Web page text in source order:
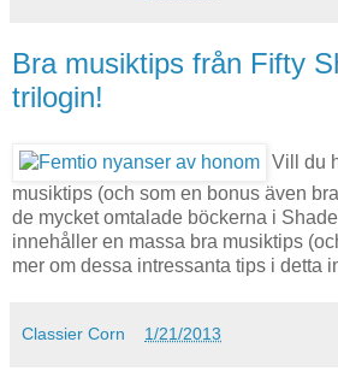
Bra musiktips från Fifty
trilogin!
Vill du
musiktips (och som en bonus även
de mycket omtalade böckerna i
innehåller en massa bra musiktips
mer om dessa intressanta tips i detta
Classier Corn 1/21/2013